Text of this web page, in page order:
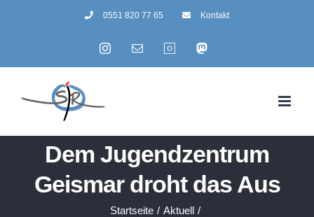
0551 820 77 65 Kontakt
Instagram
E-
SummertimeMastodon
Dem Jugendzentrum
Geismar droht das Aus
Startseite / Aktuell /